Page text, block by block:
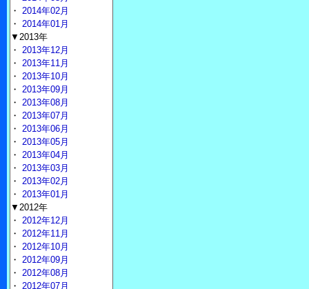
・ 2014年02月
・ 2014年01月
▼2013年
・ 2013年12月
・ 2013年11月
・ 2013年10月
・ 2013年09月
・ 2013年08月
・ 2013年07月
・ 2013年06月
・ 2013年05月
・ 2013年04月
・ 2013年03月
・ 2013年02月
・ 2013年01月
▼2012年
・ 2012年12月
・ 2012年11月
・ 2012年10月
・ 2012年09月
・ 2012年08月
・ 2012年07月